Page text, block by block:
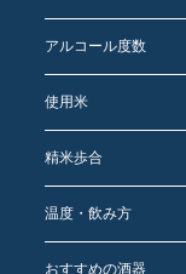
アルコール度数
使用米
精米歩合
温度・飲み方
おすすめの酒器